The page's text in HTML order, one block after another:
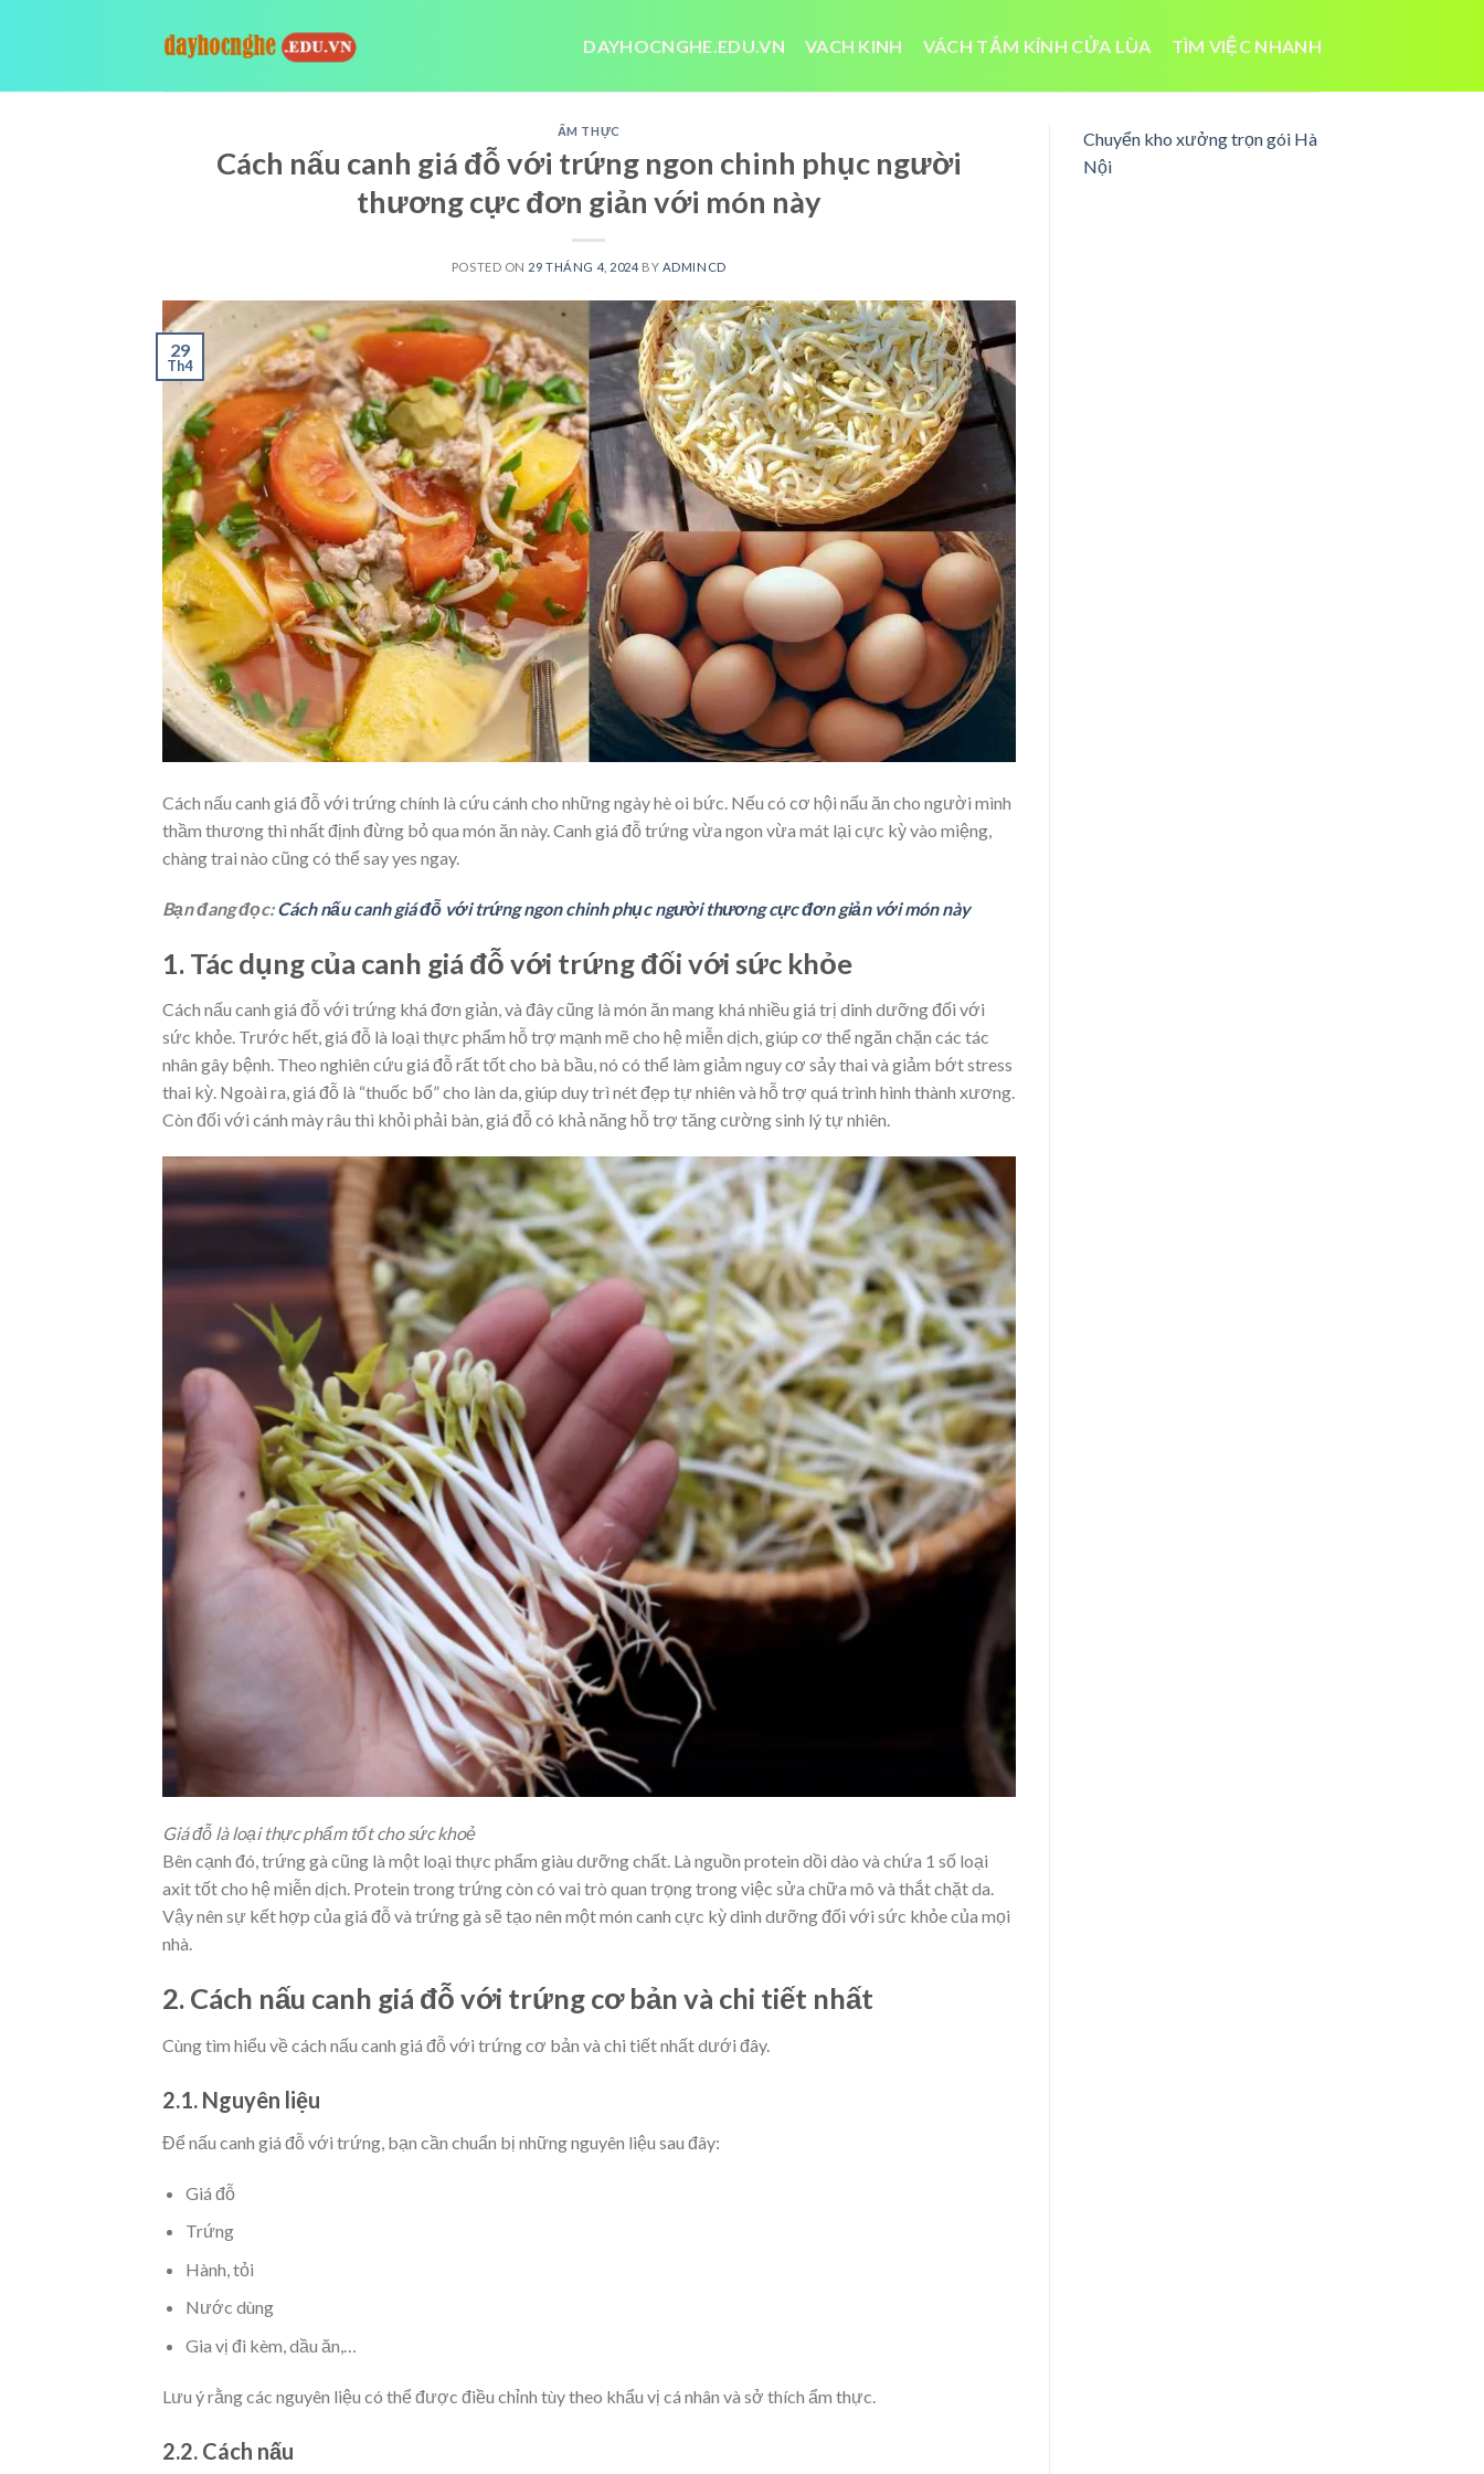
DAYHOCNGHE.EDU.VN VACH KINH VÁCH TẮM KÍNH CỬA LÙA TÌM VIỆC NHANH
ẨM THỰC
Cách nấu canh giá đỗ với trứng ngon chinh phục người
thương cực đơn giản với món này
POSTED ON 29 THÁNG 4, 2024 BY ADMINCD
29
Th4
Cách nấu canh giá đỗ với trứng chính là cứu cánh cho những ngày hè oi bức. Nếu có cơ hội nấu ăn cho người mình
thầm thương thì nhất định đừng bỏ qua món ăn này. Canh giá đỗ trứng vừa ngon vừa mát lại cực kỳ vào miệng,
chàng trai nào cũng có thể say yes ngay.
Bạn đang đọc:Cách nấu canh giá đỗ với trứng ngon chinh phục người thương cực đơn giản với món này
1. Tác dụng của canh giá đỗ với trứng đối với sức khỏe
Cách nấu canh giá đỗ với trứng khá đơn giản, và đây cũng là món ăn mang khá nhiều giá trị dinh dưỡng đối với
sức khỏe. Trước hết, giá đỗ là loại thực phẩm hỗ trợ mạnh mẽ cho hệ miễn dịch, giúp cơ thể ngăn chặn các tác
nhân gây bệnh. Theo nghiên cứu giá đỗ rất tốt cho bà bầu, nó có thể làm giảm nguy cơ sảy thai và giảm bớt stress
thai kỳ. Ngoài ra, giá đỗ là “thuốc bổ” cho làn da, giúp duy trì nét đẹp tự nhiên và hỗ trợ quá trình hình thành xương.
Còn đối với cánh mày râu thì khỏi phải bàn, giá đỗ có khả năng hỗ trợ tăng cường sinh lý tự nhiên.
Giá đỗ là loại thực phẩm tốt cho sức khoẻ
Bên cạnh đó, trứng gà cũng là một loại thực phẩm giàu dưỡng chất. Là nguồn protein dồi dào và chứa 1 số loại
axit tốt cho hệ miễn dịch. Protein trong trứng còn có vai trò quan trọng trong việc sửa chữa mô và thắt chặt da.
Vậy nên sự kết hợp của giá đỗ và trứng gà sẽ tạo nên một món canh cực kỳ dinh dưỡng đối với sức khỏe của mọi
nhà.
2. Cách nấu canh giá đỗ với trứng cơ bản và chi tiết nhất
Cùng tìm hiểu về cách nấu canh giá đỗ với trứng cơ bản và chi tiết nhất dưới đây.
2.1. Nguyên liệu
Để nấu canh giá đỗ với trứng, bạn cần chuẩn bị những nguyên liệu sau đây:
Giá đỗ
Trứng
Hành, tỏi
Nước dùng
Gia vị đi kèm, dầu ăn,…
Lưu ý rằng các nguyên liệu có thể được điều chỉnh tùy theo khẩu vị cá nhân và sở thích ẩm thực.
2.2. Cách nấu
Chuyển kho xưởng trọn gói Hà
Nội